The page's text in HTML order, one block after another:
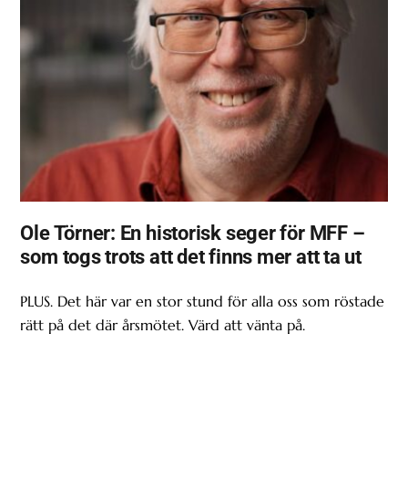
Ole Törner: En historisk seger för MFF –
som togs trots att det finns mer att ta ut
PLUS. Det här var en stor stund för alla oss som röstade
rätt på det där årsmötet. Värd att vänta på.